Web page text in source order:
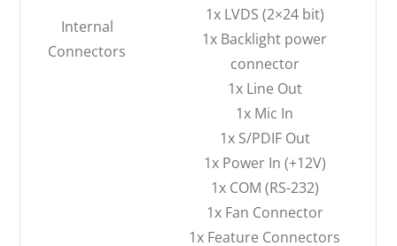
Internal
Connectors
1x LVDS (2×24 bit)
1x Backlight power
connector
1x Line Out
1x Mic In
1x S/PDIF Out
1x Power In (+12V)
1x COM (RS-232)
1x Fan Connector
1x Feature Connectors